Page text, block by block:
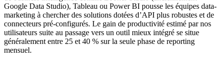
Google Data Studio), Tableau ou Power BI pousse les équipes data-
marketing à chercher des solutions dotées d’API plus robustes et de
connecteurs pré-configurés. Le gain de productivité estimé par nos
utilisateurs suite au passage vers un outil mieux intégré se situe
généralement entre 25 et 40 % sur la seule phase de reporting
mensuel.